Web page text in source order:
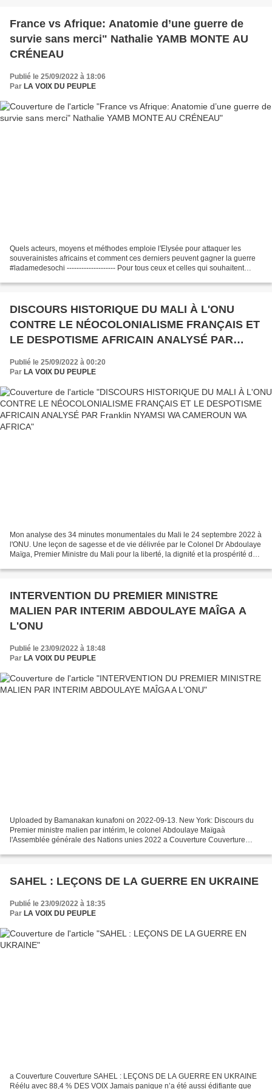
France vs Afrique: Anatomie d’une guerre de
survie sans merci" Nathalie YAMB MONTE AU
CRÉNEAU
Publié le 25/09/2022 à 18:06
Par LA VOIX DU PEUPLE
Quels acteurs, moyens et méthodes emploie l'Elysée pour attaquer les
souverainistes africains et comment ces derniers peuvent gagner la guerre
#ladamedesochi -------------------- Pour tous ceux et celles qui souhaitent
DISCOURS HISTORIQUE DU MALI À L'ONU
CONTRE LE NÉOCOLONIALISME FRANÇAIS ET
LE DESPOTISME AFRICAIN ANALYSÉ PAR
Franklin NYAMSI WA CAMEROUN WA AFRICA
Publié le 25/09/2022 à 00:20
Par LA VOIX DU PEUPLE
Mon analyse des 34 minutes monumentales du Mali le 24 septembre 2022 à
l'ONU. Une leçon de sagesse et de vie délivrée par le Colonel Dr Abdoulaye
Maïga, Premier Ministre du Mali pour la liberté, la dignité et la prospérité de
INTERVENTION DU PREMIER MINISTRE
MALIEN PAR INTERIM ABDOULAYE MAÎGA A
L'ONU
Publié le 23/09/2022 à 18:48
Par LA VOIX DU PEUPLE
Uploaded by Bamanakan kunafoni on 2022-09-13. New York: Discours du
Premier ministre malien par intérim, le colonel Abdoulaye Maïgaà
l'Assemblée générale des Nations unies 2022 a Couverture Couverture
SAHEL : LEÇONS DE LA GUERRE EN UKRAINE
Publié le 23/09/2022 à 18:35
Par LA VOIX DU PEUPLE
a Couverture Couverture SAHEL : LEÇONS DE LA GUERRE EN UKRAINE
Réélu avec 88,4 % DES VOIX Jamais panique n’a été aussi édifiante que